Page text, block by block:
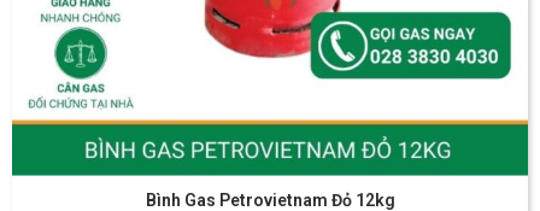
Bình Gas Petrovietnam Đỏ 12kg